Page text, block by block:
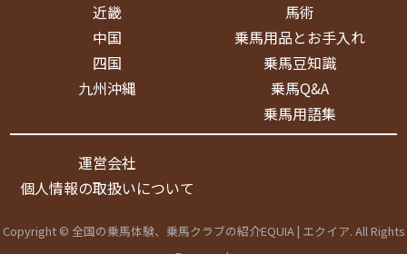
近畿
中国
四国
九州沖縄
馬術
乗馬用品とお手入れ
乗馬豆知識
乗馬Q&A
乗馬用語集
運営会社
個人情報の取扱いについて
Copyright © 全国の乗馬体験、乗馬クラブの紹介EQUIA | エクイア. All Rights